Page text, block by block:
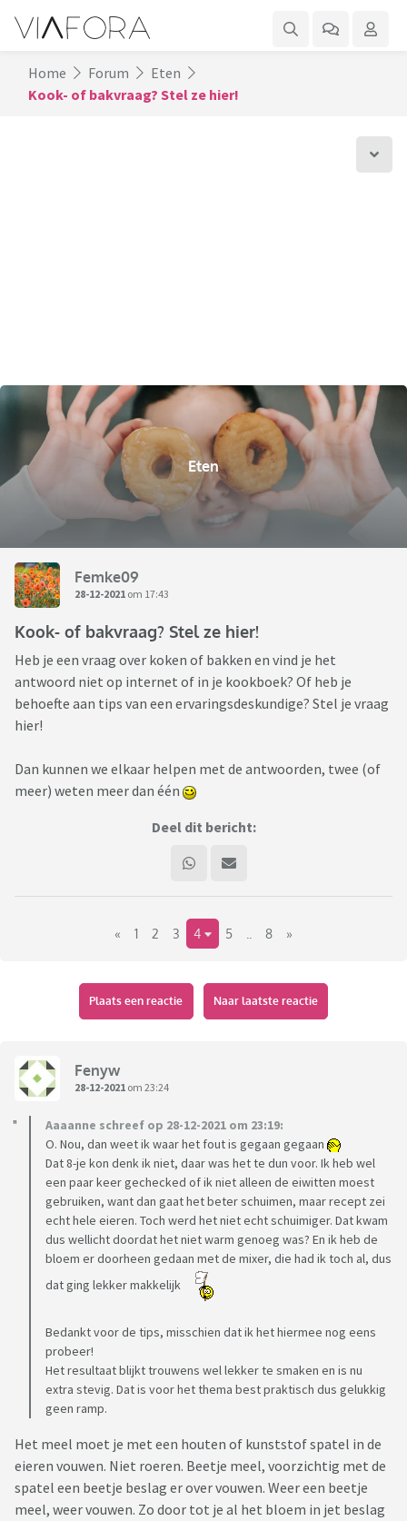
Home Forum
Eten
Kook- of bakvraag? Stel ze hier!
Eten
Femke09
28-12-2021 om 17:43
Kook- of bakvraag? Stel ze hier!
Heb je een vraag over koken of bakken en vind je het
antwoord niet op internet of in je kookboek? Of heb je
behoefte aan tips van een ervaringsdeskundige? Stel je vraag
hier!
Dan kunnen we elkaar helpen met de antwoorden, twee (of
meer) weten meer dan één
Deel dit bericht:
« 1 2 3 4 5 8 »
Plaats een reactie Naar laatste reactie
Fenyw
28-12-2021 om 23:24
Aaaanne schreef op 28-12-2021 om 23:19:
O. Nou, dan weet ik waar het fout is gegaan gegaan
Dat 8-je kon denk ik niet, daar was het te dun voor. Ik heb wel
een paar keer gechecked of ik niet alleen de eiwitten moest
gebruiken, want dan gaat het beter schuimen, maar recept zei
echt hele eieren. Toch werd het niet echt schuimiger. Dat kwam
dus wellicht doordat het niet warm genoeg was? En ik heb de
bloem er doorheen gedaan met de mixer, die had ik toch al, dus
dat ging lekker makkelijk
Bedankt voor de tips, misschien dat ik het hiermee nog eens
probeer!
Het resultaat blijkt trouwens wel lekker te smaken en is nu
extra stevig. Dat is voor het thema best praktisch dus gelukkig
geen ramp.
Het meel moet je met een houten of kunststof spatel in de
eieren vouwen. Niet roeren. Beetje meel, voorzichtig met de
spatel een beetje beslag er over vouwen. Weer een beetje
meel, weer vouwen. Zo door tot je al het bloem in jet beslag